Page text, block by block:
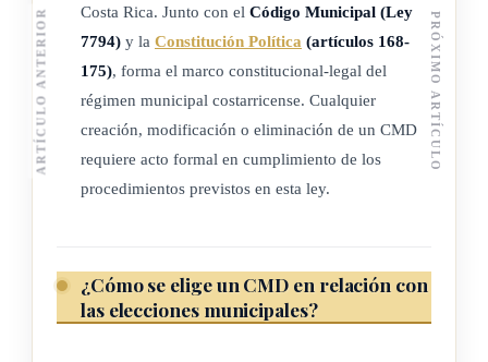
(Así reformado por el artículo 2° de la ley N° 9208 del 20 de
febrero del 2014)
ARTÍCULO 9
Las tasas y los precios de los servicios distritales serán
actividades u obras del mismo concejo.
Costa Rica. Junto con el Código Municipal (Ley
7794) y la Constitución Política (artículos 168-
175), forma el marco constitucional-legal del
régimen municipal costarricense. Cualquier
creación, modificación o eliminación de un CMD
requiere acto formal en cumplimiento de los
procedimientos previstos en esta ley.
¿Cómo se elige un CMD en relación con
las elecciones municipales?
ARTÍCULO ANTERIOR PRÓXIMO ARTÍCULO